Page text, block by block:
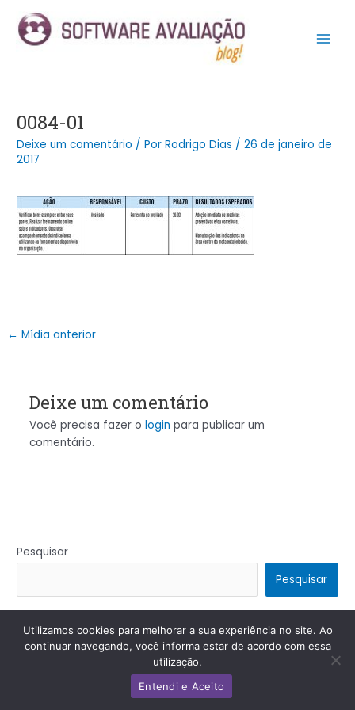
para
0084-01
Deixe um comentário / PorRodrigo Dias /26 de janeiro de
2017
navigation
← Mídia anterior
Deixe um comentário
Você precisa fazer o login para publicar um
comentário.
Pesquisar
Pesquisar
Copyright © 2026 | Powered by Tema Astra para WordPress
Utilizamos cookies para melhorar a sua experiência no site. Ao
continuar navegando, você informa estar de acordo com essa
utilização.
Entendi e Aceito